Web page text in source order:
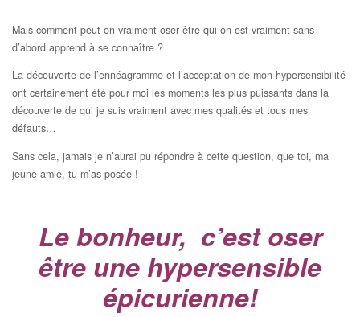
Mais comment peut-on vraiment oser être qui on est vraiment sans
d’abord apprend à se connaître ?
La découverte de l’ennéagramme et l’acceptation de mon hypersensibilité
ont certainement été pour moi les moments les plus puissants dans la
découverte de qui je suis vraiment avec mes qualités et tous mes
défauts…
Sans cela, jamais je n’aurai pu répondre à cette question, que toi, ma
jeune amie, tu m’as posée !
Le bonheur, c’est oser
être une hypersensible
épicurienne!